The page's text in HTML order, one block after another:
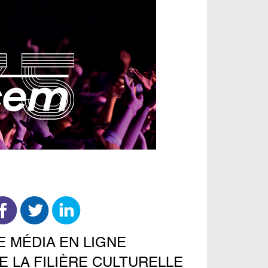
MÉDIA EN LIGNE
LA FILIÈRE CULTURELLE